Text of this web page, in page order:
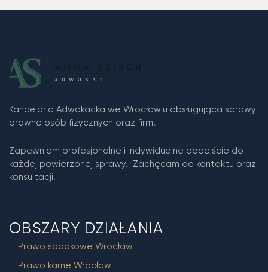
Kancelaria Adwokacka we Wrocławiu obsługująca sprawy
prawne osób fizycznych oraz firm.
Zapewniam profesjonalne i indywidualne podejście do
każdej powierzonej sprawy. Zachęcam do kontaktu oraz
konsultacji.
OBSZARY DZIAŁANIA
Prawo spadkowe Wrocław
Prawo karne Wrocław